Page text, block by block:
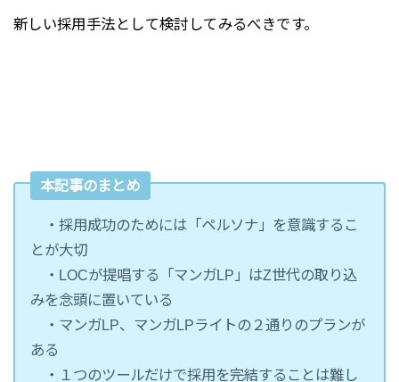
新しい採用手法として検討してみるべきです。
本記事のまとめ
・採用成功のためには「ペルソナ」を意識するこ
とが大切
・LOCが提唱する「マンガLP」はZ世代の取り込
みを念頭に置いている
・マンガLP、マンガLPライトの２通りのプランが
ある
・１つのツールだけで採用を完結することは難し